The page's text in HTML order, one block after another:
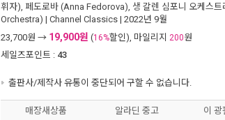
휘자), 페도로바 (Anna Fedorova), 생 갈렌 심포니 오케스
Orchestra) | Channel Classics | 2022년 9월
23,700원 → 19,900원 (16%할인), 마일리지 200원
세일즈포인트 : 43
출판사/제작사 유통이 중단되어 구할 수 없습니다.
매장새상품 알라딘 중고 이 광